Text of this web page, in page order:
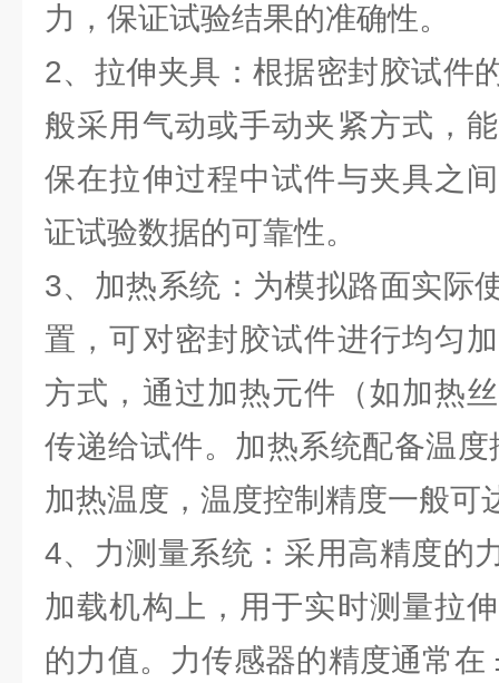
力，保证试验结果的准确性。
2、拉伸夹具：根据密封胶试件
般采用气动或手动夹紧方式，
保在拉伸过程中试件与夹具之
证试验数据的可靠性。
3、加热系统：为模拟路面实际
置，可对密封胶试件进行均匀
方式，通过加热元件（如加热
传递给试件。加热系统配备温
加热温度，温度控制精度一般
4、力测量系统：采用高精度的
加载机构上，用于实时测量拉
的力值。力传感器的精度通常